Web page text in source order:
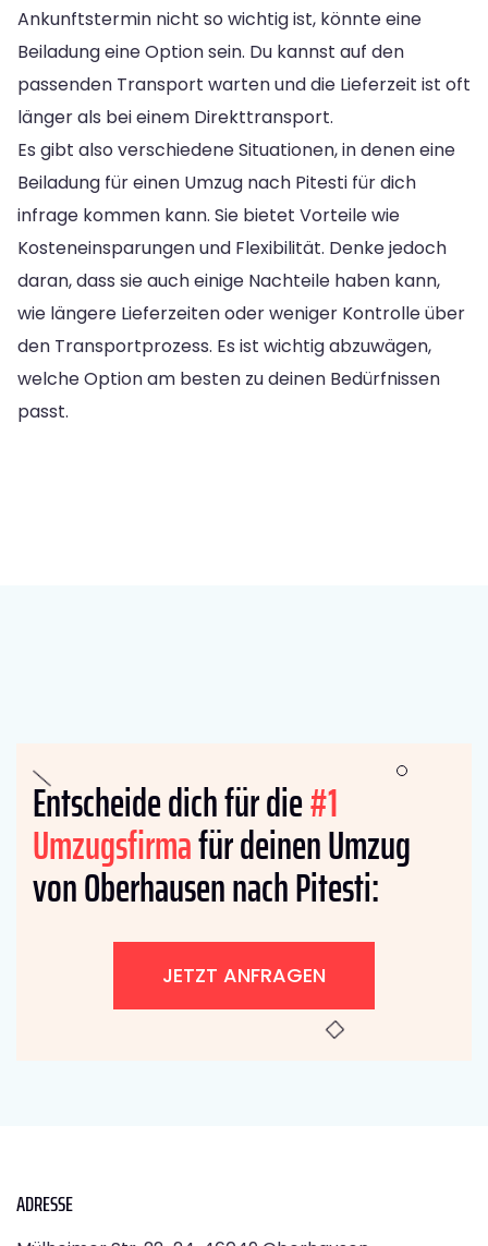
Ankunftstermin nicht so wichtig ist, könnte eine
Beiladung eine Option sein. Du kannst auf den
passenden Transport warten und die Lieferzeit ist oft
länger als bei einem Direkttransport.
Es gibt also verschiedene Situationen, in denen eine
Beiladung für einen Umzug nach Pitesti für dich
infrage kommen kann. Sie bietet Vorteile wie
Kosteneinsparungen und Flexibilität. Denke jedoch
daran, dass sie auch einige Nachteile haben kann,
wie längere Lieferzeiten oder weniger Kontrolle über
den Transportprozess. Es ist wichtig abzuwägen,
welche Option am besten zu deinen Bedürfnissen
passt.
Entscheide dich für die#1
Umzugsfirmafür deinen Umzug
von Oberhausen nach Pitesti:
JETZT ANFRAGEN
ADRESSE